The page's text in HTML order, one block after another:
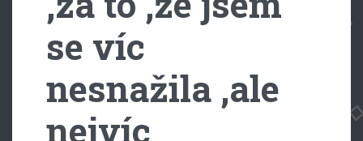
se víc
nesnažila ,ale
nejvíc